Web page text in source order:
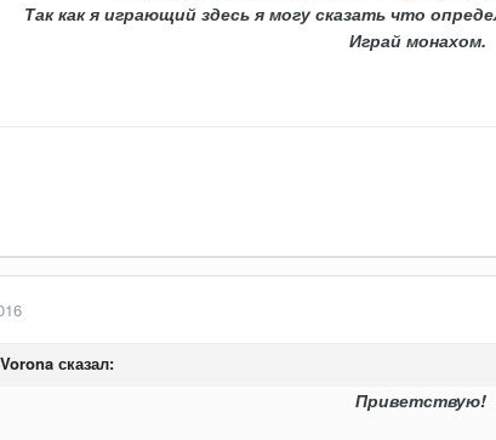
Так как я играющий здесь я могу сказать что
Играй монахом.
Voronaсказал:
Приветствую!